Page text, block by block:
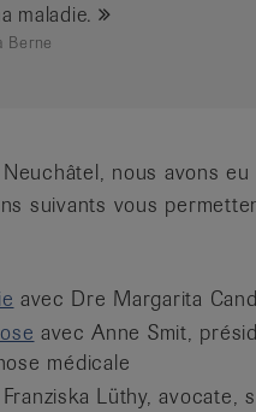
maladie.
Berne
nous avons
suivants vous
avec Dre Margarita
avec Anne Smit,
médicale
Lüthy, avocate,